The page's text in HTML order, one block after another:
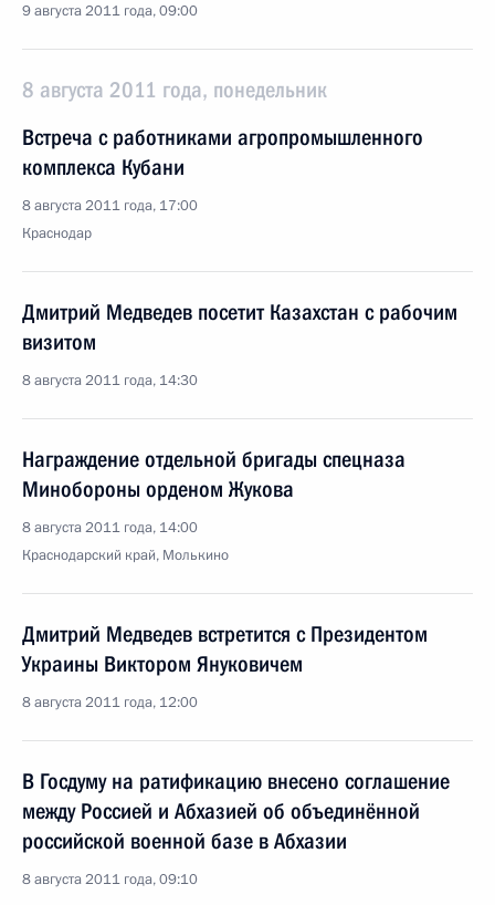
9 августа 2011 года, 09:00
8 августа 2011 года, понедельник
Встреча с работниками агропромышленного
комплекса Кубани
8 августа 2011 года, 17:00
Краснодар
Дмитрий Медведев посетит Казахстан с рабочим
визитом
8 августа 2011 года, 14:30
Награждение отдельной бригады спецназа
Минобороны орденом Жукова
8 августа 2011 года, 14:00
Краснодарский край, Молькино
Дмитрий Медведев встретится с Президентом
Украины Виктором Януковичем
8 августа 2011 года, 12:00
В Госдуму на ратификацию внесено соглашение
между Россией и Абхазией об объединённой
российской военной базе в Абхазии
8 августа 2011 года, 09:10